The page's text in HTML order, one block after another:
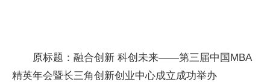
原标题：融合创新 科创未来——第三届中国MBA
精英年会暨长三角创新创业中心成立成功举办